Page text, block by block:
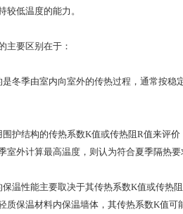
较低温度的能力。
要区别在于：
季由室内向室外的传热过程，通常按稳
结构的传热系数K值或传热阻R值来评价
外计算最高温度，则认为符合夏季隔热要
性能主要取决于其传热系数K值或传热
质保温材料内保温墙体，其传热系数K值